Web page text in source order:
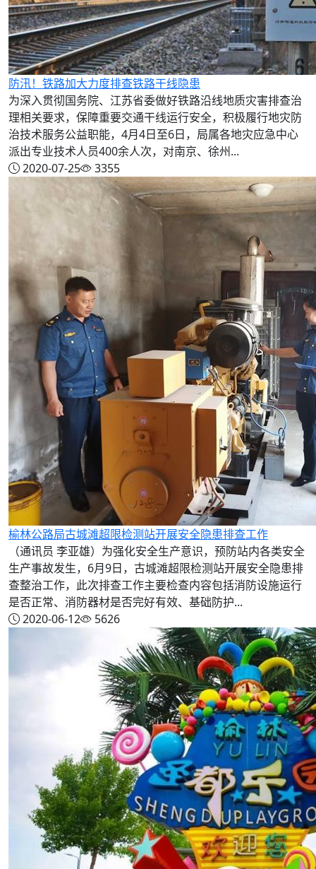
防汛！铁路加大力度排查铁路干线隐患
为深入贯彻国务院、江苏省委做好铁路沿线地质灾害排查治
理相关要求，保障重要交通干线运行安全，积极履行地灾防
治技术服务公益职能，4月4日至6日，局属各地灾应急中心
派出专业技术人员400余人次，对南京、徐州...
2020-07-25
3355
榆林公路局古城滩超限检测站开展安全隐患排查工作
（通讯员 李亚雄）为强化安全生产意识，预防站内各类安全
生产事故发生，6月9日，古城滩超限检测站开展安全隐患排
查整治工作，此次排查工作主要检查内容包括消防设施运行
是否正常、消防器材是否完好有效、基础防护...
2020-06-12
5626